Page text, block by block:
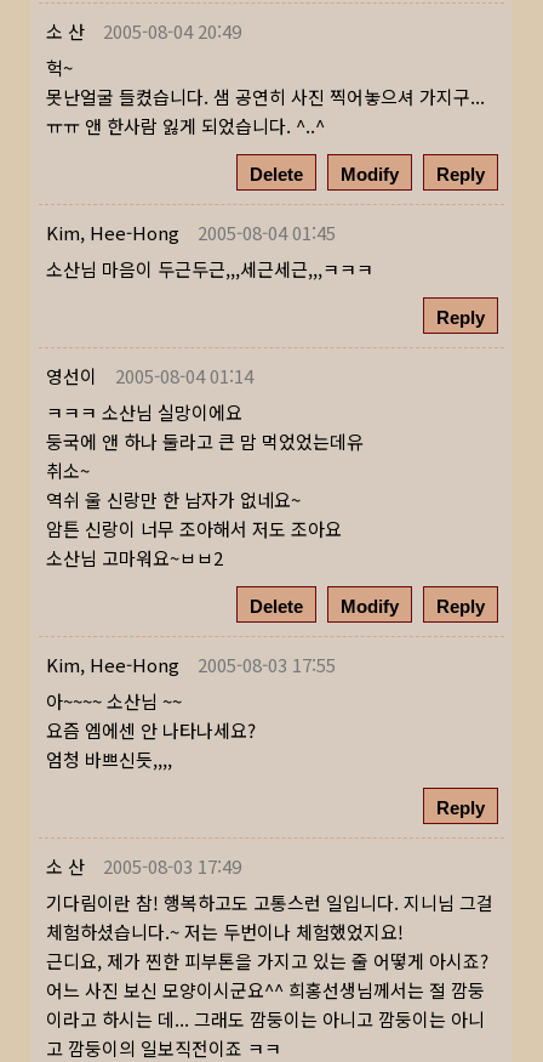
소 산
2005-08-04 20:49
헉~
못난얼굴 들켰습니다. 샘 공연히 사진 찍어놓으셔 가지구...
ㅠㅠ 앤 한사람 잃게 되었습니다. ^..^
Delete Modify Reply
Kim, Hee-Hong
2005-08-04 01:45
소산님 마음이 두근두근,,,세근세근,,,ㅋㅋㅋ
Reply
영선이
2005-08-04 01:14
ㅋㅋㅋ 소산님 실망이에요
둥국에 앤 하나 둘라고 큰 맘 먹었었는데유
취소~
역쉬 울 신랑만 한 남자가 없네요~
암튼 신랑이 너무 조아해서 저도 조아요
소산님 고마워요~ㅂㅂ2
Delete Modify Reply
Kim, Hee-Hong
2005-08-03 17:55
아~~~~ 소산님 ~~
요즘 엠에센 안 나타나세요?
엄청 바쁘신듯,,,,
Reply
소 산
2005-08-03 17:49
기다림이란 참! 행복하고도 고통스런 일입니다. 지니님 그걸
체험하셨습니다.~ 저는 두번이나 체험했었지요!
근디요, 제가 찐한 피부톤을 가지고 있는 줄 어떻게 아시죠?
어느 사진 보신 모양이시군요^^ 희홍선생님께서는 절 깜둥
이라고 하시는 데... 그래도 깜둥이는 아니고 깜둥이는 아니
고 깜둥이의 일보직전이죠 ㅋㅋ